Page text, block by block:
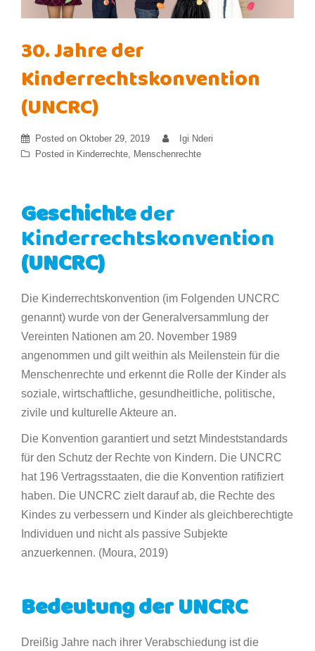
30. Jahre der
Kinderrechtskonvention
(UNCRC)
Posted on Oktober 29, 2019
Igi Nderi
Posted in Kinderrechte Menschenrechte
Geschichteder
Kinderrechtskonvention
(UNCRC)
Die Kinderrechtskonvention (im Folgenden UNCRC
genannt) wurde von der Generalversammlung der
Vereinten Nationen am 20. November 1989
angenommen und gilt weithin als Meilenstein für die
Menschenrechte und erkennt die Rolle der Kinder als
soziale, wirtschaftliche, gesundheitliche, politische,
zivile und kulturelle Akteure an.
Die Konvention garantiert und setzt Mindeststandards
für den Schutz der Rechte von Kindern. Die UNCRC
hat 196 Vertragsstaaten, die die Konvention ratifiziert
haben. Die UNCRC zielt darauf ab, die Rechte des
Kindes zu verbessern und Kinder als gleichberechtigte
Individuen und nicht als passive Subjekte
anzuerkennen. (Moura, 2019)
Bedeutung der UNCRC
Dreißig Jahre nach ihrer Verabschiedung ist die